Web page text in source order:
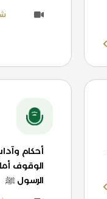
أحكام
الوقوف
الرسول ﷺ